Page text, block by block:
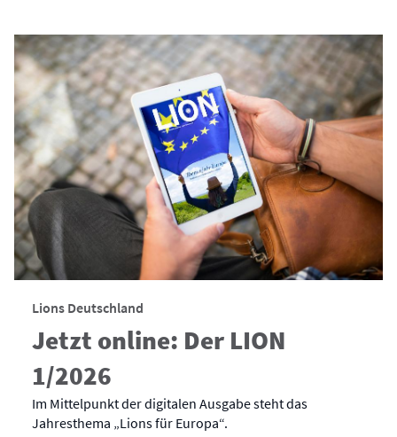
Lions Deutschland
Jetzt online: Der LION
1/2026
Im Mittelpunkt der digitalen Ausgabe steht das
Jahresthema „Lions für Europa“.